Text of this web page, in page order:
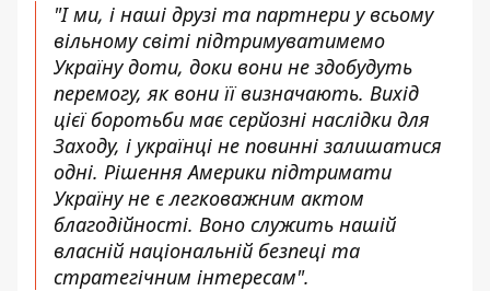
"І ми, і наші друзі та партнери у всьому
вільному світі підтримуватимемо
Україну доти, доки вони не здобудуть
перемогу, як вони її визначають. Вихід
цієї боротьби має серйозні наслідки для
Заходу, і українці не повинні залишатися
одні. Рішення Америки підтримати
Україну не є легковажним актом
благодійності. Воно служить нашій
власній національній безпеці та
стратегічним інтересам".